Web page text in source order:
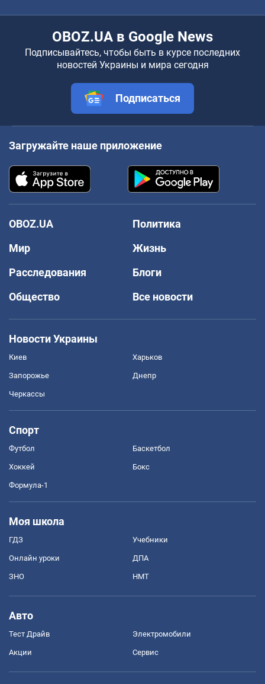
OBOZ.UA в Google News
Подписывайтесь, чтобы быть в курсе последних
новостей Украины и мира сегодня
Подписаться
Загружайте наше приложение
OBOZ.UA
Политика
Мир
Жизнь
Расследования
Блоги
Общество
Все новости
Новости Украины
Киев Харьков
Запорожье Днепр
Черкассы
Спорт
Футбол Баскетбол
Хоккей Бокс
Формула-1
Моя школа
ГДЗ Учебники
Онлайн уроки ДПА
ЗНО НМТ
Авто
Тест Драйв Электромобили
Акции Сервис